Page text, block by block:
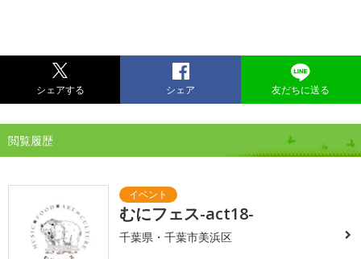
シェアする シェア 友だちに送る
閲覧履歴
むにフェス-act18-
千葉県・千葉市美浜区